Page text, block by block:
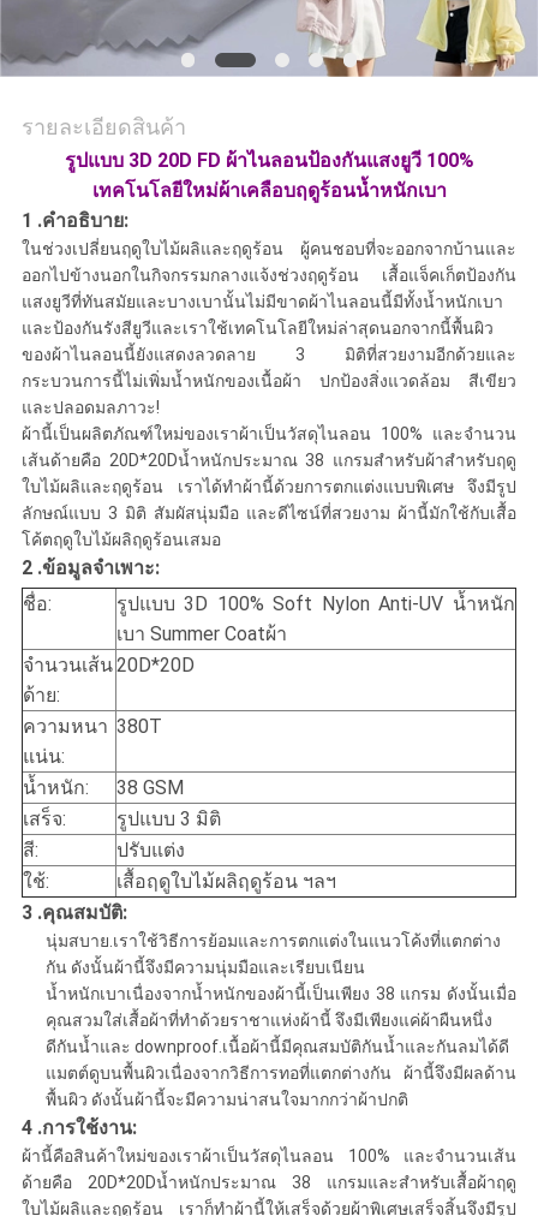
รายละเอียดสินค้า
รูปแบบ 3D 20D FD ผ้าไนลอนป้องกันแสงยูวี 100%
เทคโนโลยีใหม่ผ้าเคลือบฤดูร้อนน้ำหนักเบา
1 .คำอธิบาย:
ในช่วงเปลี่ยนฤดูใบไม้ผลิและฤดูร้อน ผู้คนชอบที่จะออกจากบ้านและ
ออกไปข้างนอกในกิจกรรมกลางแจ้งช่วงฤดูร้อน เสื้อแจ็คเก็ตป้องกัน
แสงยูวีที่ทันสมัยและบางเบานั้นไม่มีขาดผ้าไนลอนนี้มีทั้งน้ำหนักเบา
และป้องกันรังสียูวีและเราใช้เทคโนโลยีใหม่ล่าสุดนอกจากนี้พื้นผิว
ของผ้าไนลอนนี้ยังแสดงลวดลาย 3 มิติที่สวยงามอีกด้วยและ
กระบวนการนี้ไม่เพิ่มน้ำหนักของเนื้อผ้า ปกป้องสิ่งแวดล้อม สีเขียว
และปลอดมลภาวะ!
ผ้านี้เป็นผลิตภัณฑ์ใหม่ของเราผ้าเป็นวัสดุไนลอน 100% และจำนวน
เส้นด้ายคือ 20D*20Dน้ำหนักประมาณ 38 แกรมสำหรับผ้าสำหรับฤดู
ใบไม้ผลิและฤดูร้อน เราได้ทำผ้านี้ด้วยการตกแต่งแบบพิเศษ จึงมีรูป
ลักษณ์แบบ 3 มิติ สัมผัสนุ่มมือ และดีไซน์ที่สวยงาม ผ้านี้มักใช้กับเสื้อ
โค้ตฤดูใบไม้ผลิฤดูร้อนเสมอ
2 .ข้อมูลจำเพาะ:
ชื่อ:
รูปแบบ 3D 100% Soft Nylon Anti-UV น้ำหนัก
เบา Summer Coatผ้า
จำนวนเส้น
ด้าย:
20D*20D
ความหนา
แน่น:
380T
น้ำหนัก:
38 GSM
เสร็จ:
รูปแบบ 3 มิติ
สี:
ปรับแต่ง
ใช้:
เสื้อฤดูใบไม้ผลิฤดูร้อน ฯลฯ
3 .คุณสมบัติ:
นุ่มสบาย.เราใช้วิธีการย้อมและการตกแต่งในแนวโค้งที่แตกต่าง
กัน ดังนั้นผ้านี้จึงมีความนุ่มมือและเรียบเนียน
น้ำหนักเบาเนื่องจากน้ำหนักของผ้านี้เป็นเพียง 38 แกรม ดังนั้นเมื่อ
คุณสวมใส่เสื้อผ้าที่ทำด้วยราชาแห่งผ้านี้ จึงมีเพียงแค่ผ้าผืนหนึ่ง
ดีกันน้ำและ downproof.เนื้อผ้านี้มีคุณสมบัติกันน้ำและกันลมได้ดี
แมตต์ดูบนพื้นผิวเนื่องจากวิธีการทอที่แตกต่างกัน ผ้านี้จึงมีผลด้าน
พื้นผิว ดังนั้นผ้านี้จะมีความน่าสนใจมากกว่าผ้าปกติ
4 .การใช้งาน:
ผ้านี้คือสินค้าใหม่ของเราผ้าเป็นวัสดุไนลอน 100% และจำนวนเส้น
ด้ายคือ 20D*20Dน้ำหนักประมาณ 38 แกรมและสำหรับเสื้อผ้าฤดู
ใบไม้ผลิและฤดูร้อน เราก็ทำผ้านี้ให้เสร็จด้วยผ้าพิเศษเสร็จสิ้นจึงมีรูป